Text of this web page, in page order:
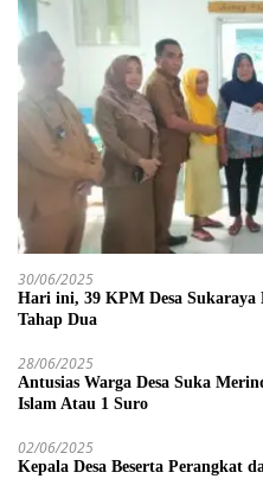
30/06/2025
Hari ini, 39 KPM Desa Sukaraya
Tahap Dua
28/06/2025
Antusias Warga Desa Suka
Islam Atau 1 Suro
02/06/2025
Kepala Desa Beserta Perangkat